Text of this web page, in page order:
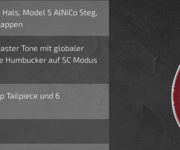
Model 5 AlNiCo Steg,
Tone mit globaler
auf SC Modus
Tailpiece und 6